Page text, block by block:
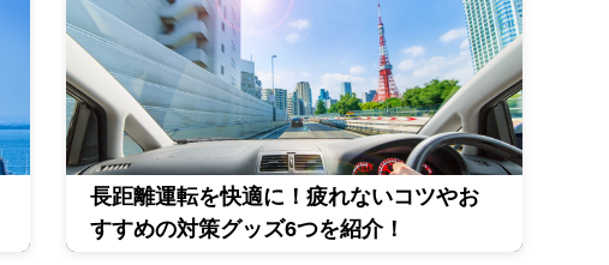
長距離運転を快適に！疲れないコツやお
すすめの対策グッズ6つを紹介！